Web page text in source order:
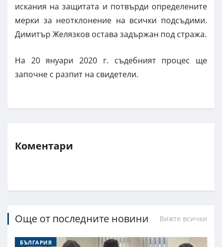
искания на защитата и потвърди определените
мерки за неотклонение на всички подсъдими.
Димитър Желязков остава задържан под стража.
На 20 януари 2020 г. съдебният процес ще
започне с разпит на свидетели.
Коментари
Още от последните новини Вижте всички
БЪЛГАРИЯ